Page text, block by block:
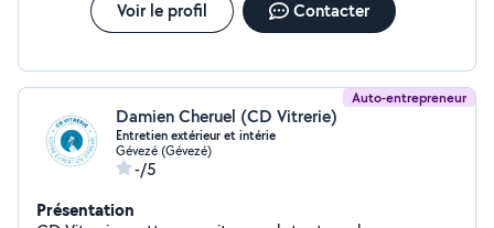
Voir le profil Contacter
Auto-entrepreneur
Damien Cheruel (CD Vitrerie)
Entretien extérieur et intérie
Gévezé (Gévezé)
-/5
Présentation